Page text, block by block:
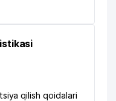
ICHKI
qilish qoidalari